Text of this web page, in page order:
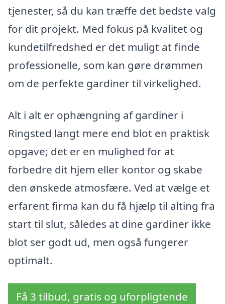
tjenester, så du kan træffe det bedste valg
for dit projekt. Med fokus på kvalitet og
kundetilfredshed er det muligt at finde
professionelle, som kan gøre drømmen
om de perfekte gardiner til virkelighed.
Alt i alt er ophængning af gardiner i
Ringsted langt mere end blot en praktisk
opgave; det er en mulighed for at
forbedre dit hjem eller kontor og skabe
den ønskede atmosfære. Ved at vælge et
erfarent firma kan du få hjælp til alting fra
start til slut, således at dine gardiner ikke
blot ser godt ud, men også fungerer
optimalt.
Få 3 tilbud, gratis og uforpligtende